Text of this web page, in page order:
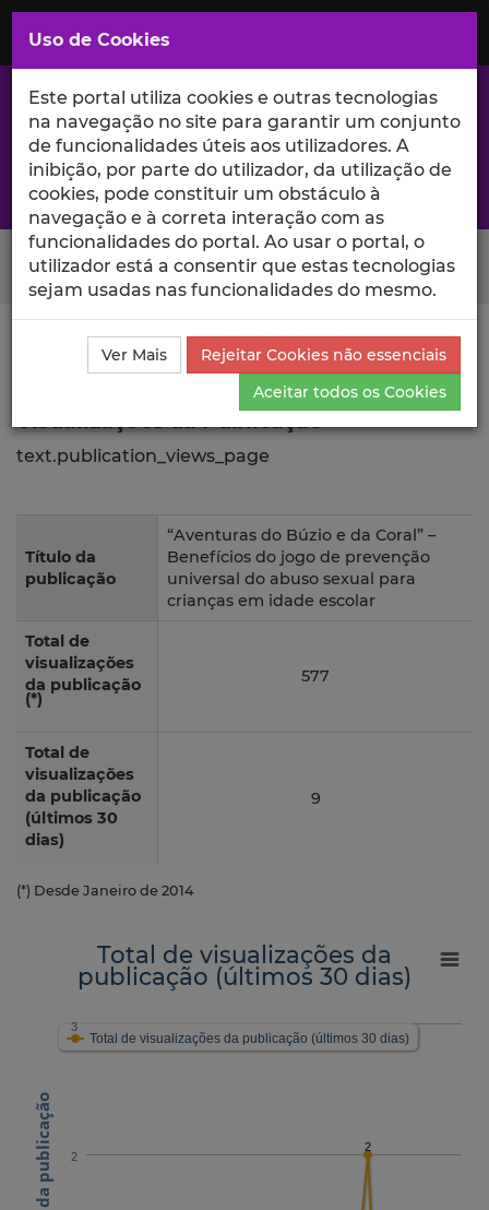
Saltar
para
Conteúdo
Principal
A excelência da investigação e ciência no Iscte
Search Button
Ciência_Iscte Publicações
Descrição Detalhada da
Publicação
Visualizações
text.publication_views_page
Título da
publicação
“Aventuras do Búzio e da Coral” –
Benefícios do jogo de prevenção
universal do abuso sexual para
crianças em idade escolar
Total de
visualizações
da publicação
(*)
577
Total de
visualizações
da publicação
(últimos 30
dias)
9
(*) Desde Janeiro de 2014
Total de visualizações da
publicação (últimos 30 dias)
2
Total de visualizações da publicação (últimos 30 dias)
2
3
Uso de Cookies
Este portal utiliza cookies e outras tecnologias
na navegação no site para garantir um conjunto
de funcionalidades úteis aos utilizadores. A
inibição, por parte do utilizador, da utilização de
cookies, pode constituir um obstáculo à
navegação e à correta interação com as
funcionalidades do portal. Ao usar o portal, o
utilizador está a consentir que estas tecnologias
sejam usadas nas funcionalidades do mesmo.
Ver Mais
Rejeitar Cookies não essenciais
Aceitar todos os Cookies